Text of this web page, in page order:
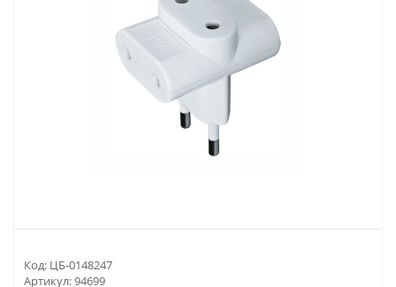
Код: ЦБ-0148247
Артикул:94699